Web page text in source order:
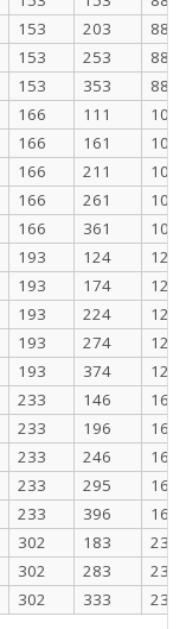
153 203 88
153 253 88
153 353 88
166 111 101
166 161 101
166 211 101
166 261 101
166 361 101
193 124 128
193 174 128
193 224 128
193 274 128
193 374 128
233 146 168
233 196 168
233 246 168
233 295 168
233 396 168
302 183 237
302 283 237
302 333 237